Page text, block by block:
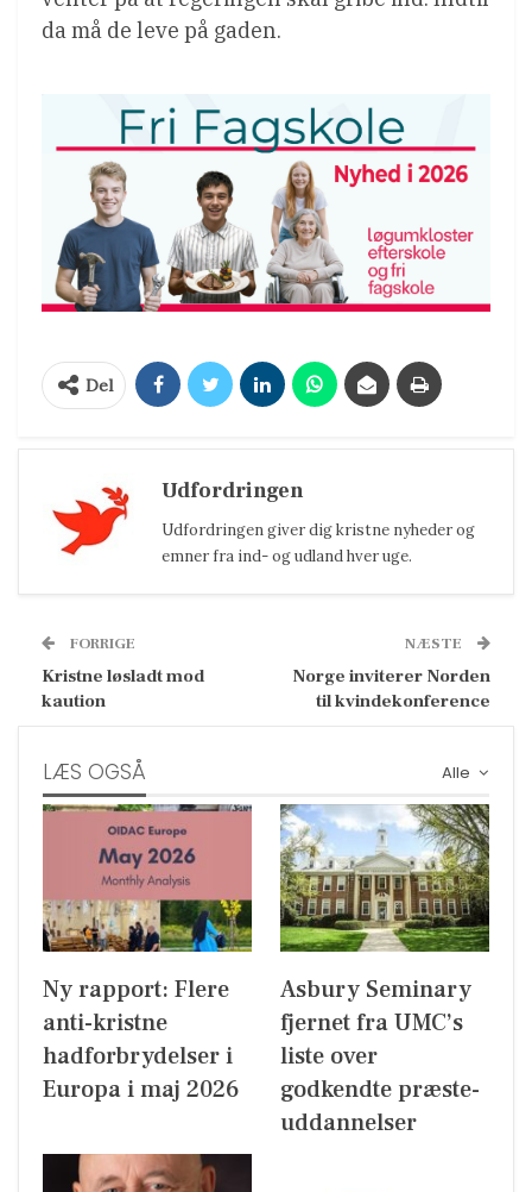
da må de leve på gaden.
Del
Udfordringen
Udfordringen giver dig kristne nyheder og
emner fra ind- og udland hver uge.
FORRIGE
Kristne løsladt mod
kaution
NÆSTE
Norge inviterer Norden
til kvindekonference
Alle
LÆS OGSÅ
Ny rapport: Flere
anti-kristne
hadforbrydelser i
Europa i maj 2026
Asbury Seminary
fjernet fra UMC’s
liste over
godkendte præste-
uddannelser